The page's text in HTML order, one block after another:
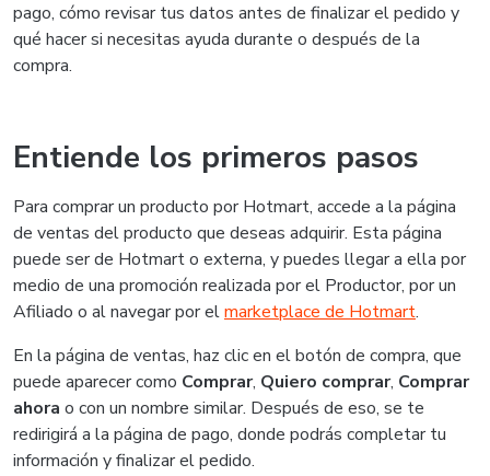
pago, cómo revisar tus datos antes de finalizar el pedido y
qué hacer si necesitas ayuda durante o después de la
compra.
Entiende los primeros pasos
Para comprar un producto por Hotmart, accede a la página
de ventas del producto que deseas adquirir. Esta página
puede ser de Hotmart o externa, y puedes llegar a ella por
medio de una promoción realizada por el Productor, por un
Afiliado o al navegar por elmarketplace de Hotmart.
En la página de ventas, haz clic en el botón de compra, que
puede aparecer como Comprar, Quiero comprar, Comprar
ahora o con un nombre similar. Después de eso, se te
redirigirá a la página de pago, donde podrás completar tu
información y finalizar el pedido.